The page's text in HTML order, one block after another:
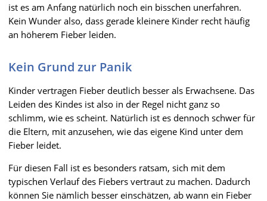
ist es am Anfang natürlich noch ein bisschen unerfahren.
Kein Wunder also, dass gerade kleinere Kinder recht häufig
an höherem Fieber leiden.
Kein Grund zur Panik
Kinder vertragen Fieber deutlich besser als Erwachsene. Das
Leiden des Kindes ist also in der Regel nicht ganz so
schlimm, wie es scheint. Natürlich ist es dennoch schwer für
die Eltern, mit anzusehen, wie das eigene Kind unter dem
Fieber leidet.
Für diesen Fall ist es besonders ratsam, sich mit dem
typischen Verlauf des Fiebers vertraut zu machen. Dadurch
können Sie nämlich besser einschätzen, ab wann ein Fieber